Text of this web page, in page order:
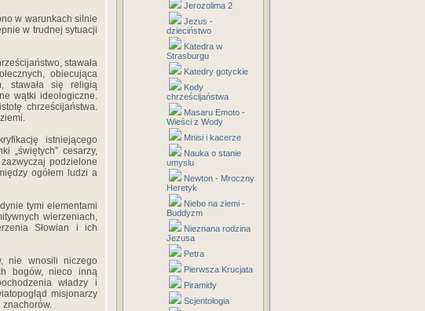
w warunkach silnie
w trudnej sytuacji
stawała
obiecująca
stawała się religią
wątki ideologiczne.
chrześcijaństwa.
istniejącego
„świętych” cesarzy,
podzielone
ogółem ludzi a
tymi elementami
wierzeniach,
Słowian i ich
nie wnosili niczego
bogów, nieco inną
władzy i
misjonarzy
znachorów.
Jerozolima 2
Jezus -
dzieciństwo
Katedra w
Strasburgu
Katedry gotyckie
Kody
chrześcijaństwa
Masaru Emoto -
Wieści z Wody
Mnisi i kacerze
Nauka o stanie
umyslu
Newton - Mroczny
Heretyk
Niebo na ziemi -
Buddyzm
Nieznana rodzina
Jezusa
Petra
Pierwsza Krucjata
Piramidy
Scjentologia